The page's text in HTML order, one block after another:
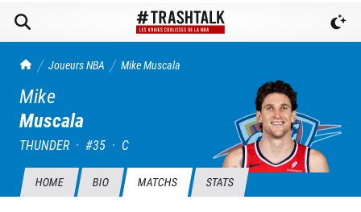
TrashTalk Actu NBA
Joueurs NBA MikeMuscala
Mike
Muscala
THUNDER · #35 · C
HOME BIO MATCHS STATS